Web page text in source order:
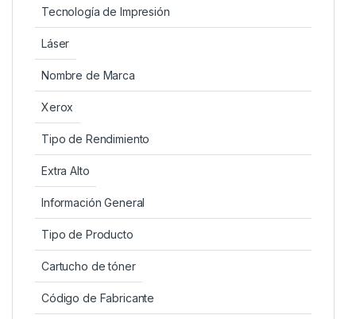
Tecnología de Impresión
Láser
Nombre de Marca
Xerox
Tipo de Rendimiento
Extra Alto
Información General
Tipo de Producto
Cartucho de tóner
Código de Fabricante